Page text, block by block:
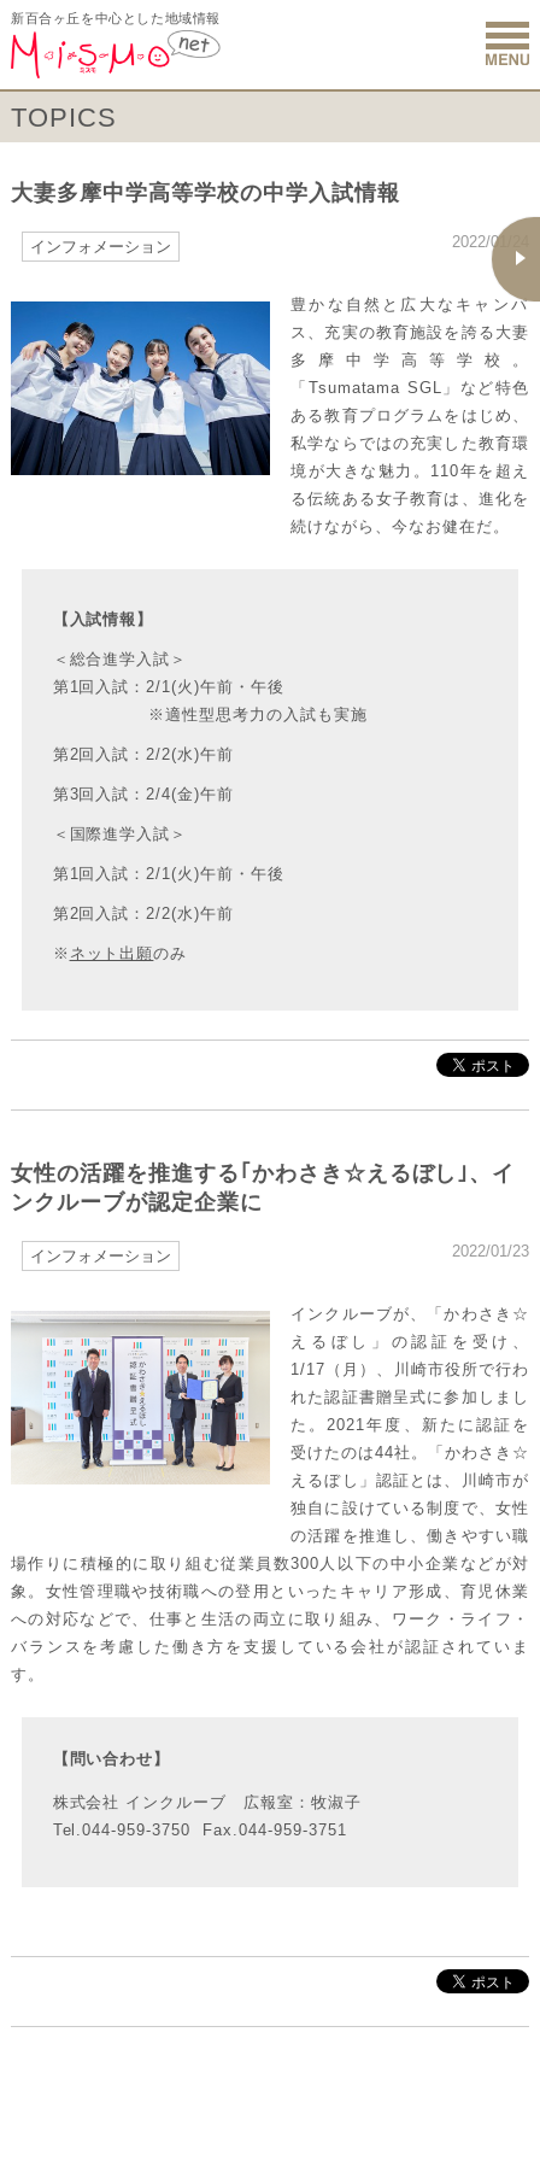
新百合ヶ丘を中心とした地域情報
新百合ヶ
TOPICS
大妻多摩中学高等学校の中学入試情報
2022/01/24
インフォメーション
豊かな自然と広大なキャンパ
ス、充実の教育施設を誇る大妻
多摩中学高等学校。
「Tsumatama SGL」など特色
ある教育プログラムをはじめ、
私学ならではの充実した教育環
境が大きな魅力。110年を超え
る伝統ある女子教育は、進化を
続けながら、今なお健在だ。
【入試情報】
＜総合進学入試＞
第1回入試：2/1(火)午前・午後
※適性型思考力の入試も実施
第2回入試：2/2(水)午前
第3回入試：2/4(金)午前
＜国際進学入試＞
第1回入試：2/1(火)午前・午後
第2回入試：2/2(水)午前
※ ネット出願のみ
女性の活躍を推進する｢かわさき☆えるぼし｣、イ
ンクルーブが認定企業に
2022/01/23
インフォメーション
インクルーブが、「かわさき☆
えるぼし」の認証を受け、
1/17（月）、川崎市役所で行わ
れた認証書贈呈式に参加しまし
た。2021年度、新たに認証を
受けたのは44社。「かわさき☆
えるぼし」認証とは、川崎市が
独自に設けている制度で、女性
の活躍を推進し、働きやすい職
場作りに積極的に取り組む従業員数300人以下の中小企業などが対
象。女性管理職や技術職への登用といったキャリア形成、育児休業
への対応などで、仕事と生活の両立に取り組み、ワーク・ライフ・
バランスを考慮した働き方を支援している会社が認証されていま
す。
【問い合わせ】
株式会社 インクルーブ 広報室：牧淑子
Tel.044-959-3750 Fax.044-959-3751